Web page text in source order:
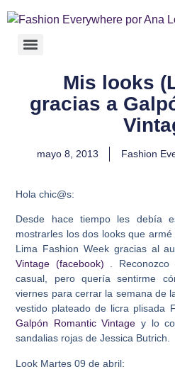
Mis looks
gracias a
mayo 8, 2013 Fashion
Hola chic@s:
Desde hace tiempo les debía
mostrarles los dos looks que
Lima Fashion Week gracias al
Vintage (facebook) .
casual, pero quería sentirme
viernes para cerrar la semana de
vestido plateado de licra plisada
Galpón Romantic Vintage y lo
sandalias rojas de Jessica Butrich.
Look Martes 09 de abril: